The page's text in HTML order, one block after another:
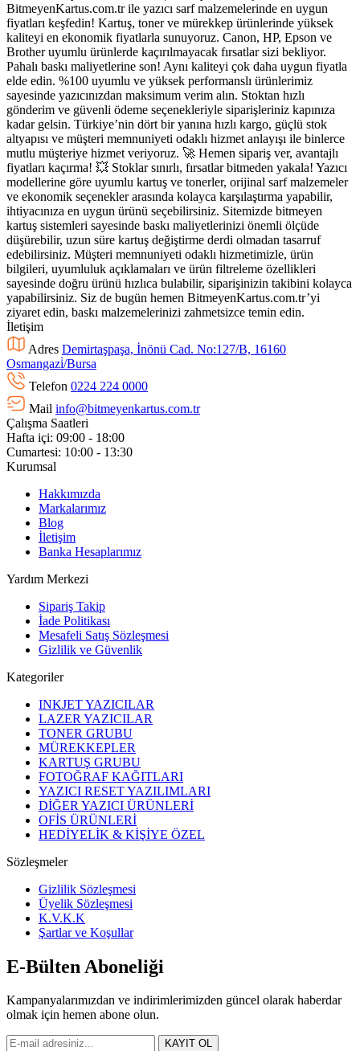
BitmeyenKartus.com.tr ile yazıcı sarf malzemelerinde en uygun
fiyatları keşfedin! Kartuş, toner ve mürekkep ürünlerinde yüksek
kaliteyi en ekonomik fiyatlarla sunuyoruz. Canon, HP, Epson ve
Brother uyumlu ürünlerde kaçırılmayacak fırsatlar sizi bekliyor.
Pahalı baskı maliyetlerine son! Aynı kaliteyi çok daha uygun fiyatla
elde edin. %100 uyumlu ve yüksek performanslı ürünlerimiz
sayesinde yazıcınızdan maksimum verim alın. Stoktan hızlı
gönderim ve güvenli ödeme seçenekleriyle siparişleriniz kapınıza
kadar gelsin. Türkiye’nin dört bir yanına hızlı kargo, güçlü stok
altyapısı ve müşteri memnuniyeti odaklı hizmet anlayışı ile binlerce
mutlu müşteriye hizmet veriyoruz. 🚀 Hemen sipariş ver, avantajlı
fiyatları kaçırma! 💥 Stoklar sınırlı, fırsatlar bitmeden yakala! Yazıcı
modellerine göre uyumlu kartuş ve tonerler, orijinal sarf malzemeler
ve ekonomik seçenekler arasında kolayca karşılaştırma yapabilir,
ihtiyacınıza en uygun ürünü seçebilirsiniz. Sitemizde bitmeyen
kartuş sistemleri sayesinde baskı maliyetlerinizi önemli ölçüde
düşürebilir, uzun süre kartuş değiştirme derdi olmadan tasarruf
edebilirsiniz. Müşteri memnuniyeti odaklı hizmetimizle, ürün
bilgileri, uyumluluk açıklamaları ve ürün filtreleme özellikleri
sayesinde doğru ürünü hızlıca bulabilir, siparişinizin takibini kolayca
yapabilirsiniz. Siz de bugün hemen BitmeyenKartus.com.tr’yi
ziyaret edin, baskı malzemelerinizi zahmetsizce temin edin.
İletişim
Adres Demirtaşpaşa, İnönü Cad. No:127/B, 16160
Osmangazi̇/Bursa
Telefon 0224 224 0000
Mail info@bitmeyenkartus.com.tr
Çalışma Saatleri
Hafta içi: 09:00 - 18:00
Cumartesi: 10:00 - 13:30
Kurumsal
Hakkımızda
Markalarımız
Blog
İletişim
Banka Hesaplarımız
Yardım Merkezi
Sipariş Takip
İade Politikası
Mesafeli Satış Sözleşmesi
Gizlilik ve Güvenlik
Kategoriler
INKJET YAZICILAR
LAZER YAZICILAR
TONER GRUBU
MÜREKKEPLER
KARTUŞ GRUBU
FOTOĞRAF KAĞITLARI
YAZICI RESET YAZILIMLARI
DİĞER YAZICI ÜRÜNLERİ
OFİS ÜRÜNLERİ
HEDİYELİK & KİŞİYE ÖZEL
Sözleşmeler
Gizlilik Sözleşmesi
Üyelik Sözleşmesi
K.V.K.K
Şartlar ve Koşullar
E-Bülten Aboneliği
Kampanyalarımızdan ve indirimlerimizden güncel olarak haberdar
olmak için hemen abone olun.
KAYIT OL